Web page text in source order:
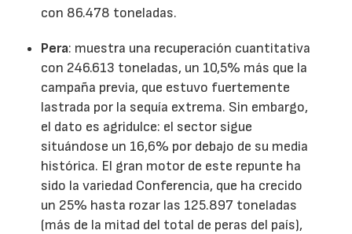
con 86.478 toneladas.
Pera: muestra una recuperación cuantitativa
con 246.613 toneladas, un 10,5% más que la
campaña previa, que estuvo fuertemente
lastrada por la sequía extrema. Sin embargo,
el dato es agridulce: el sector sigue
situándose un 16,6% por debajo de su media
histórica. El gran motor de este repunte ha
sido la variedad Conferencia, que ha crecido
un 25% hasta rozar las 125.897 toneladas
(más de la mitad del total de peras del país),